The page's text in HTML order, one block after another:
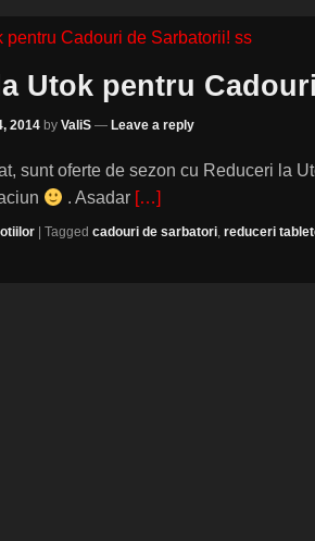
Utok pentru
2014 by ValiS — Leave a reply
sunt oferte de sezon cu Reduceri la
. Asadar […]
Tagged cadouri de sarbatori, reduceri